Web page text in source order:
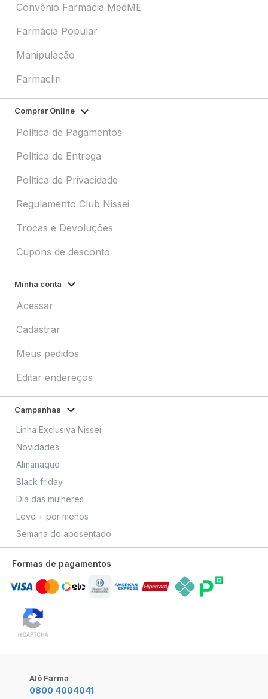
Convênio Farmácia MedME
Farmácia Popular
Manipulação
Farmaclin
Comprar Online
Política de Pagamentos
Política de Entrega
Política de Privacidade
Regulamento Club Nissei
Trocas e Devoluções
Cupons de desconto
Minha conta
Acessar
Cadastrar
Meus pedidos
Editar endereços
Campanhas
Linha Exclusiva Nissei
Novidades
Almanaque
Black friday
Dia das mulheres
Leve + por menos
Semana do aposentado
Formas de pagamentos
Alô Farma
0800 4004041